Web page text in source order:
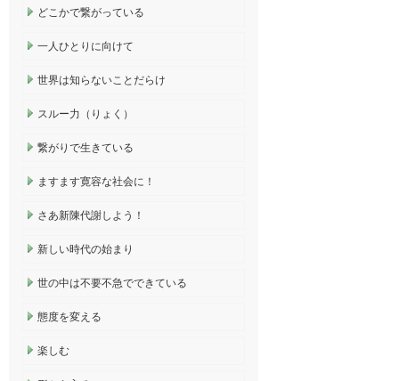
どこかで繋がっている
一人ひとりに向けて
世界は知らないことだらけ
スルー力（りょく）
繋がりで生きている
ますます寛容な社会に！
さあ新陳代謝しよう！
新しい時代の始まり
世の中は不要不急でできている
態度を変える
楽しむ